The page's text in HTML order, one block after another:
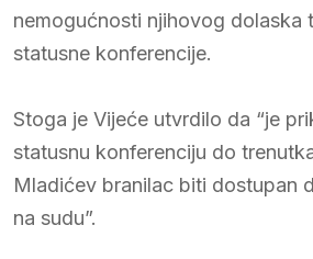
nemogućnosti njihovog dolaska
statusne konferencije.
Stoga je Vijeće utvrdilo da “je
statusnu konferenciju do
Mladićev branilac biti dostupan
na sudu”.